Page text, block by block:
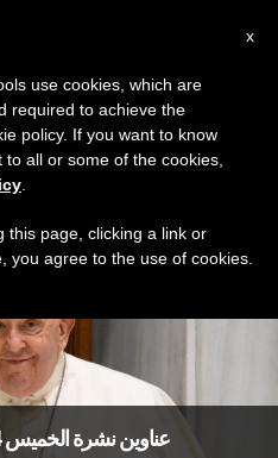
Posts Tagged ‘إزمير’
عناوين نشرة الخميس 14 آذار 2024: ممارسة الفضيلة
x
use cookies, which are
required to achieve the
policy. If you want to know
all or some of the cookies,
this page, clicking a link or
you agree to the use of cookies.